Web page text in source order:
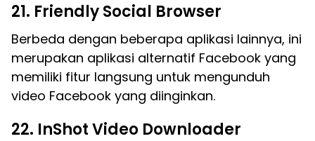
21. Friendly Social Browser
Berbeda dengan beberapa aplikasi lainnya, ini
merupakan aplikasi alternatif Facebook yang
memiliki fitur langsung untuk mengunduh
video Facebook yang diinginkan.
22. InShot Video Downloader